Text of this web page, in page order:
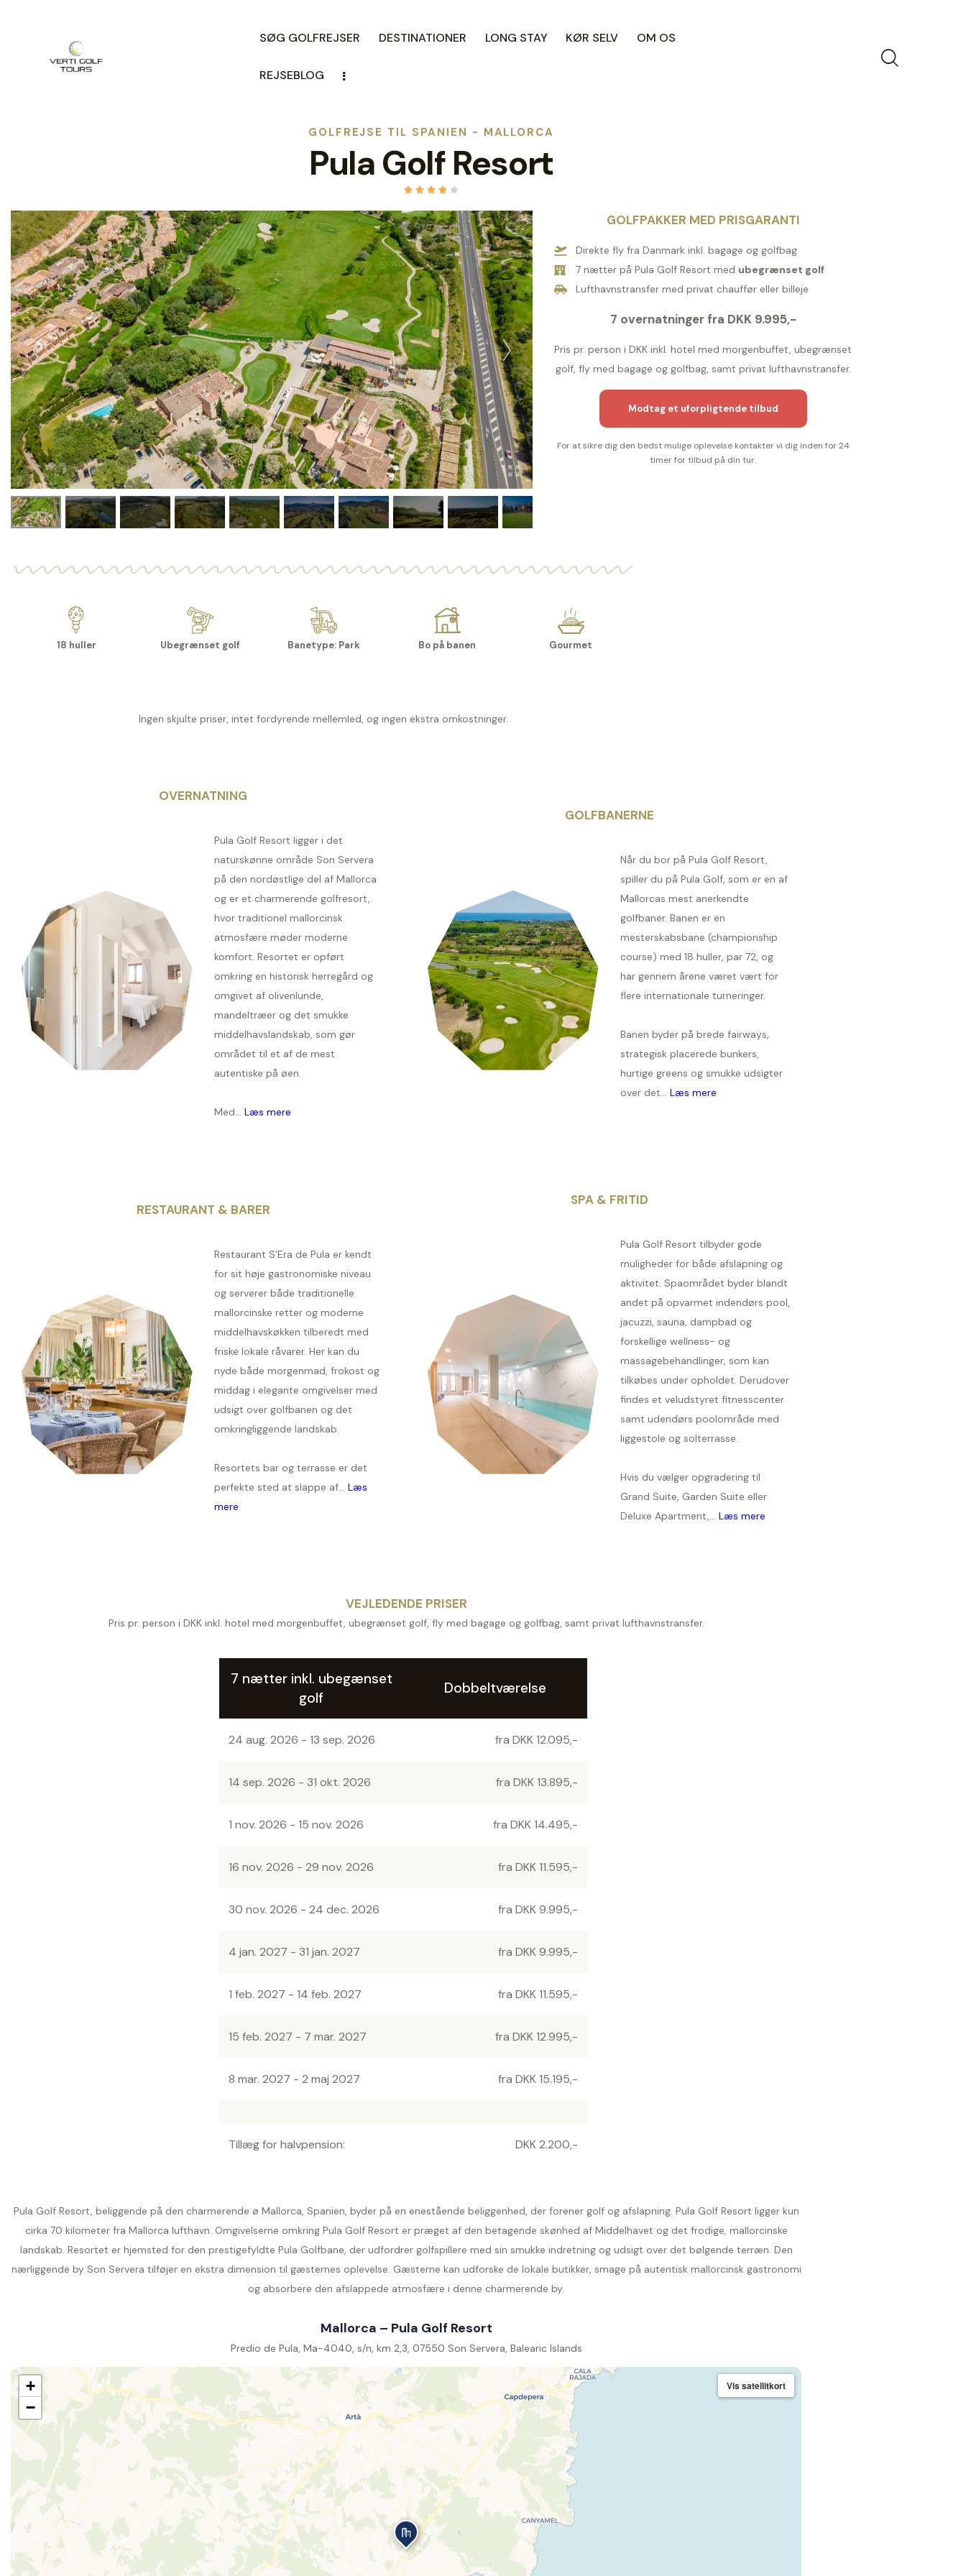
SØG GOLFREJSER DESTINATIONER LONG STAY KØR SELV OM OS
REJSEBLOG
GOLFREJSE TIL SPANIEN - MALLORCA
Pula Golf Resort
    
GOLFPAKKER MED PRISGARANTI
Direkte fly fra Danmark inkl. bagage og golfbag
7 nætter på Pula Golf Resort med ubegrænset golf
Lufthavnstransfer med privat chauffør eller billeje
7 overnatninger fra DKK 9.995,-
Pris pr. person i DKK inkl. hotel med morgenbuffet, ubegrænset
golf, fly med bagage og golfbag, samt privat lufthavnstransfer.
Modtag et uforpligtende tilbud
For at sikre dig den bedst mulige oplevelse kontakter vi dig inden for 24
timer for tilbud på din tur.
18 huller Ubegrænset golf Banetype: Park Bo på banen Gourmet
Ingen skjulte priser, intet fordyrende mellemled, og ingen ekstra omkostninger.
OVERNATNING
Pula Golf Resort ligger i det
naturskønne område Son Servera
på den nordøstlige del af Mallorca
og er et charmerende golfresort,
hvor traditionel mallorcinsk
atmosfære møder moderne
komfort. Resortet er opført
omkring en historisk herregård og
omgivet af olivenlunde,
mandeltræer og det smukke
middelhavslandskab, som gør
området til et af de mest
autentiske på øen.
Med... Læs mere
GOLFBANERNE
Når du bor på Pula Golf Resort,
spiller du på Pula Golf, som er en af
Mallorcas mest anerkendte
golfbaner. Banen er en
mesterskabsbane (championship
course) med 18 huller, par 72, og
har gennem årene været vært for
flere internationale turneringer.
Banen byder på brede fairways,
strategisk placerede bunkers,
hurtige greens og smukke udsigter
over det... Læs mere
RESTAURANT & BARER
Restaurant S’Era de Pula er kendt
for sit høje gastronomiske niveau
og serverer både traditionelle
mallorcinske retter og moderne
middelhavskøkken tilberedt med
friske lokale råvarer. Her kan du
nyde både morgenmad, frokost og
middag i elegante omgivelser med
udsigt over golfbanen og det
omkringliggende landskab.
Resortets bar og terrasse er det
perfekte sted at slappe af... Læs
mere
SPA & FRITID
Pula Golf Resort tilbyder gode
muligheder for både afslapning og
aktivitet. Spaområdet byder blandt
andet på opvarmet indendørs pool,
jacuzzi, sauna, dampbad og
forskellige wellness- og
massagebehandlinger, som kan
tilkøbes under opholdet. Derudover
findes et veludstyret fitnesscenter
samt udendørs poolområde med
liggestole og solterrasse.
Hvis du vælger opgradering til
Grand Suite, Garden Suite eller
Deluxe Apartment,... Læs mere
VEJLEDENDE PRISER
Pris pr. person i DKK inkl. hotel med morgenbuffet, ubegrænset golf, fly med bagage og golfbag, samt privat lufthavnstransfer.
7 nætter inkl. ubegænset
golf
Dobbeltværelse
24 aug. 2026 - 13 sep. 2026 fra DKK 12.095,-
14 sep. 2026 - 31 okt. 2026 fra DKK 13.895,-
1 nov. 2026 - 15 nov. 2026 fra DKK 14.495,-
16 nov. 2026 - 29 nov. 2026 fra DKK 11.595,-
30 nov. 2026 - 24 dec. 2026 fra DKK 9.995,-
4 jan. 2027 - 31 jan. 2027 fra DKK 9.995,-
1 feb. 2027 - 14 feb. 2027 fra DKK 11.595,-
15 feb. 2027 - 7 mar. 2027 fra DKK 12.995,-
8 mar. 2027 - 2 maj 2027 fra DKK 15.195,-
Tillæg for halvpension: DKK 2.200,-
Pula Golf Resort, beliggende på den charmerende ø Mallorca, Spanien, byder på en enestående beliggenhed, der forener golf og afslapning. Pula Golf Resort ligger kun
cirka 70 kilometer fra Mallorca lufthavn. Omgivelserne omkring Pula Golf Resort er præget af den betagende skønhed af Middelhavet og det frodige, mallorcinske
landskab. Resortet er hjemsted for den prestigefyldte Pula Golfbane, der udfordrer golfspillere med sin smukke indretning og udsigt over det bølgende terræn. Den
nærliggende by Son Servera tilføjer en ekstra dimension til gæsternes oplevelse. Gæsterne kan udforske de lokale butikker, smage på autentisk mallorcinsk gastronomi
og absorbere den afslappede atmosfære i denne charmerende by.
Mallorca – Pula Golf Resort
Predio de Pula, Ma-4040, s/n, km 2,3, 07550 Son Servera, Balearic Islands
+
−
Vis satellitkort